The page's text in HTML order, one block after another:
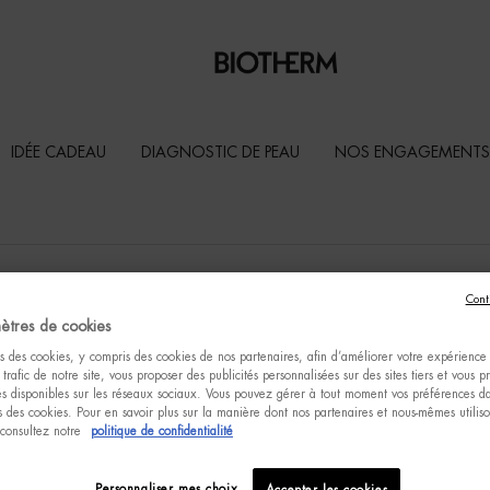
IDÉE CADEAU DIAGNOSTIC DE PEAU NOS ENGAGEMENTS
Taper et cliquer sur la flèche du bas pour parcourir les résultats disponibles
Geolocate me
FW
HC
de cookies
des cookies, y compris des cookies de nos partenaires, afin d’améliorer votre expérience
trafic de notre site, vous proposer des publicités personnalisées sur des sites tiers et vous
disponibles sur les réseaux sociaux. Vous pouvez gérer à tout moment vos préférences
des cookies. Pour en savoir plus sur la manière dont nos partenaires et nous-mêmes
notre
politique de confidentialité